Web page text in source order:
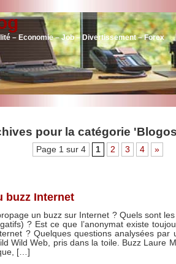
– Economie – Job – Divertissement – Forex
pour la catégorie
Page 1 sur 4 1 2 3 4 »
buzz Internet
un buzz sur Internet ? Quels sont les
? Est ce que l’anonymat existe
? Quelques questions analysées par
Wild Web, pris dans la toile. Buzz Laure
[…]